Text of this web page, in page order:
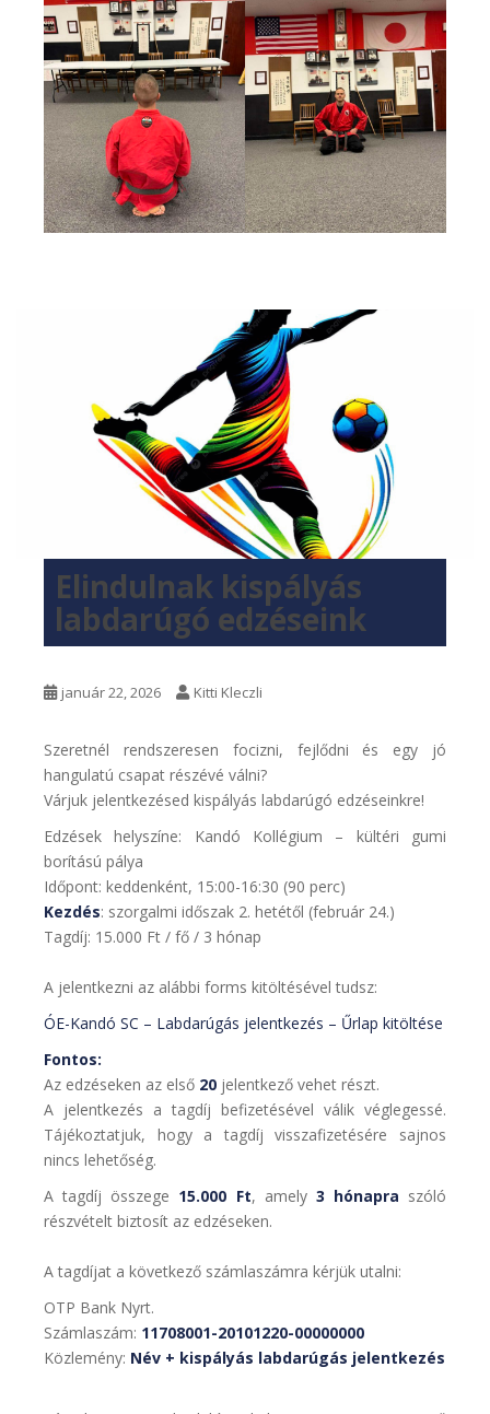
Elindulnak kispályás
labdarúgó edzéseink
január 22, 2026 Kitti Kleczli
Szeretnél rendszeresen focizni, fejlődni és egy jó
hangulatú csapat részévé válni?
Várjuk jelentkezésed kispályás labdarúgó edzéseinkre!
Edzések helyszíne: Kandó Kollégium – kültéri gumi
borítású pálya
Időpont: keddenként, 15:00-16:30 (90 perc)
Kezdés: szorgalmi időszak 2. hetétől (február 24.)
Tagdíj: 15.000 Ft / fő / 3 hónap
A jelentkezni az alábbi forms kitöltésével tudsz:
ÓE-Kandó SC – Labdarúgás jelentkezés – Űrlap kitöltése
Fontos:
Az edzéseken az első 20 jelentkező vehet részt.
A jelentkezés a tagdíj befizetésével válik véglegessé.
Tájékoztatjuk, hogy a tagdíj visszafizetésére sajnos
nincs lehetőség.
A tagdíj összege 15.000 Ft, amely 3 hónapra szóló
részvételt biztosít az edzéseken.
A tagdíjat a következő számlaszámra kérjük utalni:
OTP Bank Nyrt.
Számlaszám: 11708001-20101220-00000000
Közlemény: Név + kispályás labdarúgás jelentkezés